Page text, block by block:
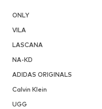
ONLY
VILA
LASCANA
NA-KD
ADIDAS ORIGINALS
Calvin Klein
UGG